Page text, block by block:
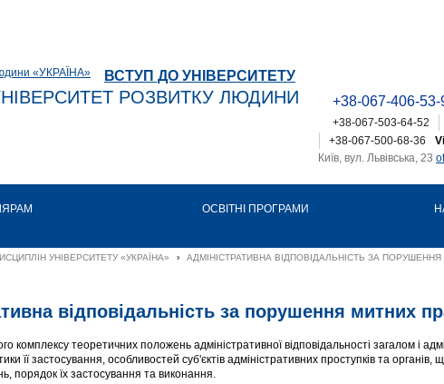
ВСТУП ДО УНІВЕРСИТЕТУ
РОЗВИТКУ ЛЮДИНИ
+38-067-406-53-
+38-067-503-64-52
+38-067-500-68-36
Київ, вул. Львівська, 23
ОСВІТНІ ПРОГРАМИ
УНІВЕРСИТЕТУ «УКРАЇНА» › АДМІНІСТРАТИВНА ВІДПОВІДАЛЬНІСТЬ ЗА
відповідальність за порушення митних
комплексу теоретичних положень адміністративної відповідальності загалом і
її застосування, особливостей суб'єктів адміністративних проступків та органів,
порядок їх застосування та виконання.